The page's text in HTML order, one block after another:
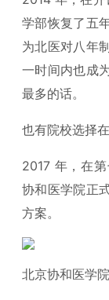
学部恢复了五
为北医对八年
一时间内也成
最多的话。
也有院校选择
2017 年，在
协和医学院正
方案。
北京协和医学